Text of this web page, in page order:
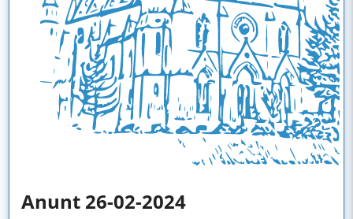
Anunt 26-02-2024